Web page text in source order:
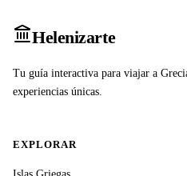
Helenizarte
Tu guía interactiva para viajar a
experiencias únicas.
EXPLORAR